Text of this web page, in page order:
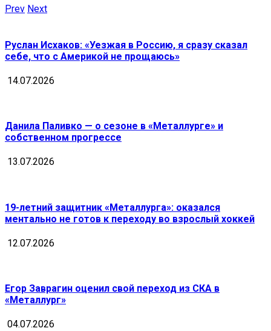
Prev Next
Руслан Исхаков: «Уезжая в Россию, я сразу сказал
себе, что с Америкой не прощаюсь»
14.07.2026
Данила Паливко — о сезоне в «Металлурге» и
собственном прогрессе
13.07.2026
19-летний защитник «Металлурга»: оказался
ментально не готов к переходу во взрослый хоккей
12.07.2026
Егор Заврагин оценил свой переход из СКА в
«Металлург»
04.07.2026